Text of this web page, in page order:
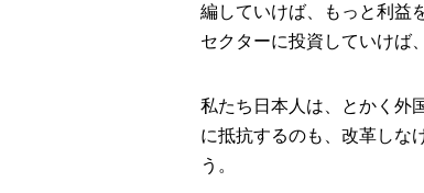
編していけば、もっと利益
セクターに投資していけば
私たち日本人は、とかく外
に抵抗するのも、改革しな
う。